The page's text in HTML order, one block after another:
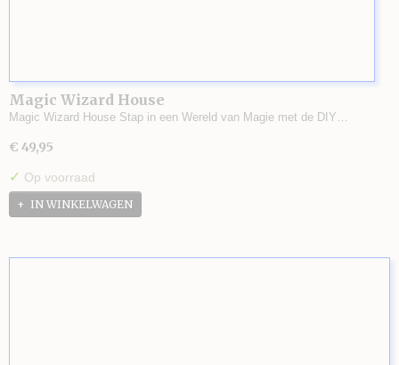
Magic Wizard House
Magic Wizard House Stap in een Wereld van Magie met de DIY…
€ 49,95
✓ Op voorraad
IN WINKELWAGEN